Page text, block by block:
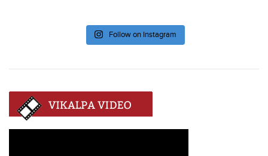
Follow on Instagram